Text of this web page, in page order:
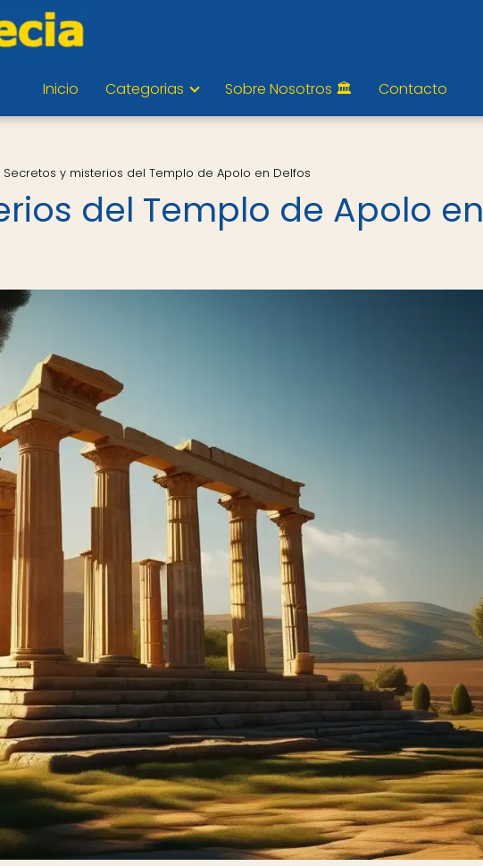
Inicio Categorias Sobre Nosotros 🏛️ Contacto
Secretos y misterios del Templo de Apolo en Delfos
del Templo de Apolo en